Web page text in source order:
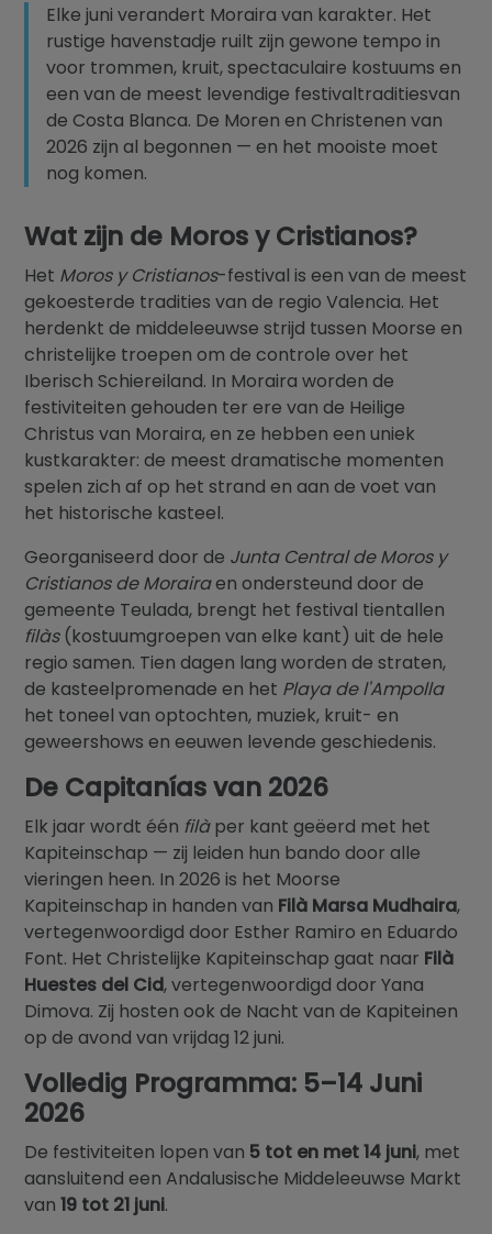
Elke juni verandert Moraira van karakter. Het
rustige havenstadje ruilt zijn gewone tempo in
voor trommen, kruit, spectaculaire kostuums en
een van de meest levendige festivaltraditiesvan
de Costa Blanca. De Moren en Christenen van
2026 zijn al begonnen — en het mooiste moet
nog komen.
Wat zijn de Moros y Cristianos?
Het Moros y Cristianos-festival is een van de meest
gekoesterde tradities van de regio Valencia. Het
herdenkt de middeleeuwse strijd tussen Moorse en
christelijke troepen om de controle over het
Iberisch Schiereiland. In Moraira worden de
festiviteiten gehouden ter ere van de Heilige
Christus van Moraira, en ze hebben een uniek
kustkarakter: de meest dramatische momenten
spelen zich af op het strand en aan de voet van
het historische kasteel.
Georganiseerd door de Junta Central de Moros y
Cristianos de Morairaen ondersteund door de
gemeente Teulada, brengt het festival tientallen
filàs(kostuumgroepen van elke kant) uit de hele
regio samen. Tien dagen lang worden de straten,
de kasteelpromenade en het Playa de l'Ampolla
het toneel van optochten, muziek, kruit- en
geweershows en eeuwen levende geschiedenis.
De Capitanías van 2026
Elk jaar wordt één filàper kant geëerd met het
Kapiteinschap — zij leiden hun bando door alle
vieringen heen. In 2026 is het Moorse
Kapiteinschap in handen van Filà Marsa Mudhaira,
vertegenwoordigd door Esther Ramiro en Eduardo
Font. Het Christelijke Kapiteinschap gaat naar Filà
Huestes del Cid, vertegenwoordigd door Yana
Dimova. Zij hosten ook de Nacht van de Kapiteinen
op de avond van vrijdag 12 juni.
Volledig Programma: 5–14 Juni
2026
De festiviteiten lopen van 5 tot en met 14 juni, met
aansluitend een Andalusische Middeleeuwse Markt
van19 tot 21 juni.